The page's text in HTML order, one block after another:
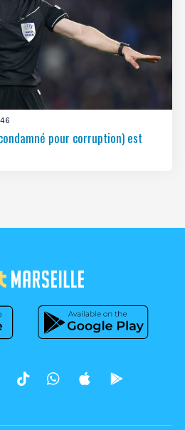
pour corruption) est